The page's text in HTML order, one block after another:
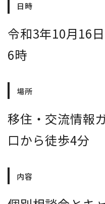
日時
令和3年10月
6時
場所
移住・交流情報
口から徒歩4分
内容